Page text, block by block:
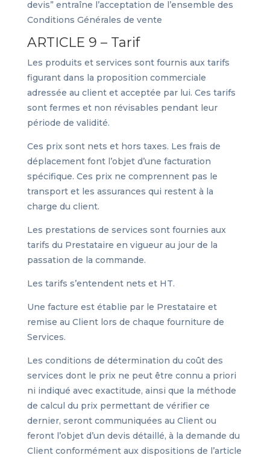
devis” entraîne l’acceptation de l’ensemble des
Conditions Générales de vente
ARTICLE 9 – Tarif
Les produits et services sont fournis aux tarifs
figurant dans la proposition commerciale
adressée au client et acceptée par lui. Ces tarifs
sont fermes et non révisables pendant leur
période de validité.
Ces prix sont nets et hors taxes. Les frais de
déplacement font l’objet d’une facturation
spécifique. Ces prix ne comprennent pas le
transport et les assurances qui restent à la
charge du client.
Les prestations de services sont fournies aux
tarifs du Prestataire en vigueur au jour de la
passation de la commande.
Les tarifs s’entendent nets et HT.
Une facture est établie par le Prestataire et
remise au Client lors de chaque fourniture de
Services.
Les conditions de détermination du coût des
services dont le prix ne peut être connu a priori
ni indiqué avec exactitude, ainsi que la méthode
de calcul du prix permettant de vérifier ce
dernier, seront communiquées au Client ou
feront l’objet d’un devis détaillé, à la demande du
Client conformément aux dispositions de l’article